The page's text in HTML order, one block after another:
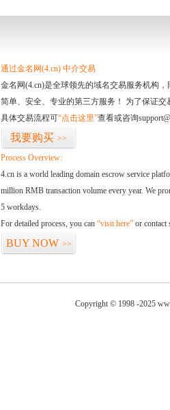
通过金名网(4.cn) 中介交易
金名网(4.cn)是全球领先的域名交易服务机构
简单、安全、专业的第三方服务！ 为了保证
具体交易流程可“点击这里”查看或咨询
我要购买 >>
Process Overview:
4.cn is a world leading domain escrow service
million RMB transaction volume every year. We
5 workdays.
For detailed process, you can “visit here” or contact
BUY NOW >>
Copyright © 1998 -2025